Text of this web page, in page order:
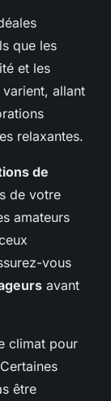
que les
et les
allant
relaxantes.
de
de votre
amateurs
vous
avant
climat pour
être